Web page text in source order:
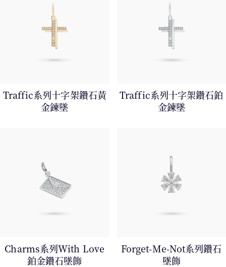
Traffic系列十字架鑽石黃
金鍊墜
Traffic系列十字架鑽石鉑
金鍊墜
Charms系列With Love
鉑金鑽石墜飾
Forget-Me-Not系列鑽石
墜飾